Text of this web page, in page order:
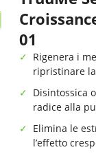
01
Rigenera i
ripristinare
Disintossica
radice alla
Elimina le
l’effetto